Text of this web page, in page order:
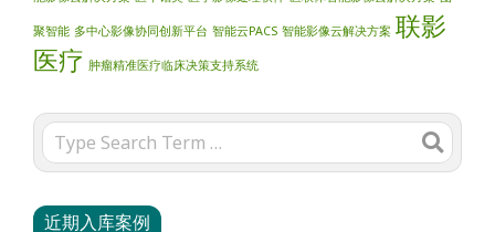
聚智能 多中心影像协同创新平台 智能云PACS 智能影像云解决方案 联影
医疗 肿瘤精准医疗临床决策支持系统
Search
近期入库案例